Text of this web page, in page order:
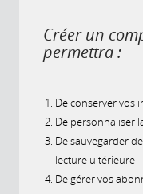
Créer un
permettra :
De conserver vos
De personnaliser
De sauvegarder
lecture ultérieure
De gérer vos